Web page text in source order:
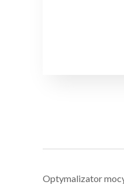
Optymalizator